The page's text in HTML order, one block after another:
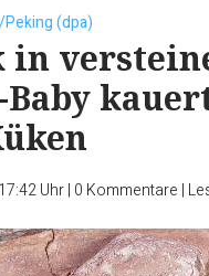
(dpa)
in
Uhr| 0 Kommentare |